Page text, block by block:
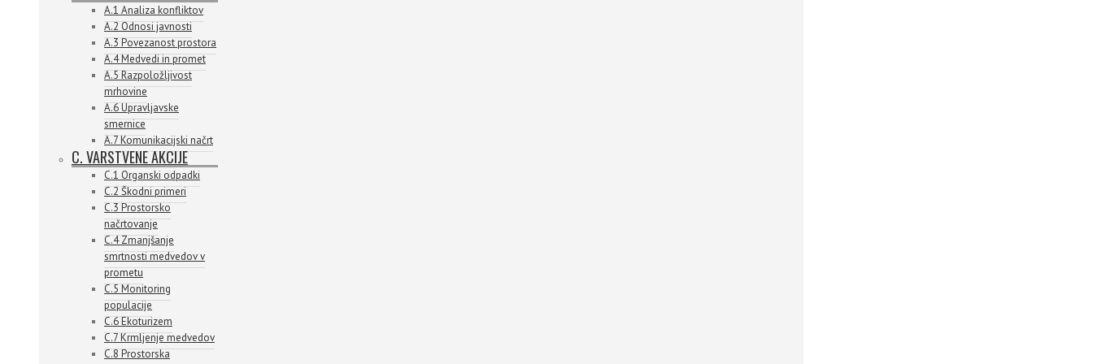
A.1 Analiza konfliktov
A.2 Odnosi javnosti
A.3 Povezanost prostora
A.4 Medvedi in promet
A.5 Razpoložljivost
mrhovine
A.6 Upravljavske
smernice
A.7 Komunikacijski načrt
C. VARSTVENE AKCIJE
C.1 Organski odpadki
C.2 Škodni primeri
C.3 Prostorsko
načrtovanje
C.4 Zmanjšanje
smrtnosti medvedov v
prometu
C.5 Monitoring
populacije
C.6 Ekoturizem
C.7 Krmljenje medvedov
C.8 Prostorska